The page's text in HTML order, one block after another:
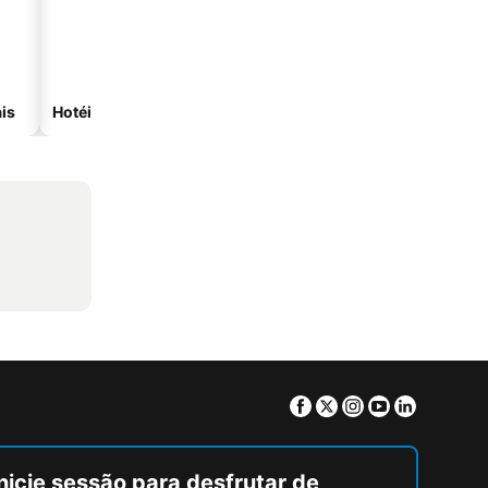
Hotéis com spa
Facebook
TwitterInstagram
Youtube
sessão para desfrutar de